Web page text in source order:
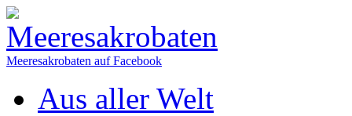
Meeresakrobaten auf Facebook
Aus aller Welt